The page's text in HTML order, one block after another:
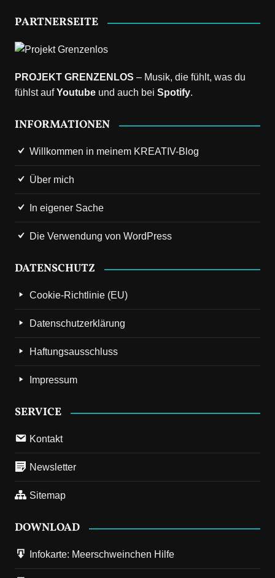
PARTNERSEITE
PROJEKT GRENZENLOS – Musik, die fühlt, was du
fühlst aufYoutube und auch bei Spotify.
INFORMATIONEN
Willkommen in meinem KREATIV-Blog
Über mich
In eigener Sache
Die Verwendung von WordPress
DATENSCHUTZ
Cookie-Richtlinie (EU)
Datenschutzerklärung
Haftungsausschluss
Impressum
SERVICE
Kontakt
Newsletter
Sitemap
DOWNLOAD
Infokarte: Meerschweinchen Hilfe